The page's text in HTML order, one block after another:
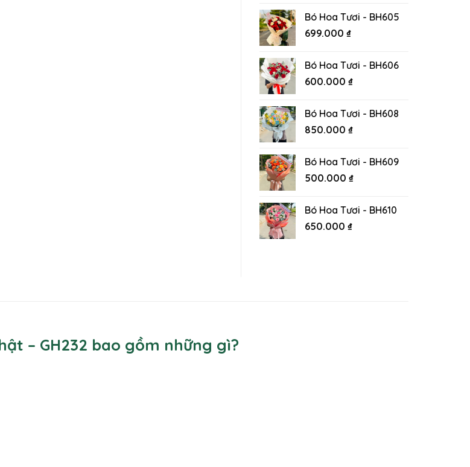
Bó Hoa Tươi - BH605
699.000 ₫
Bó Hoa Tươi - BH606
600.000 ₫
Bó Hoa Tươi - BH608
850.000 ₫
Bó Hoa Tươi - BH609
500.000 ₫
Bó Hoa Tươi - BH610
650.000 ₫
– GH232 bao gồm những gì?